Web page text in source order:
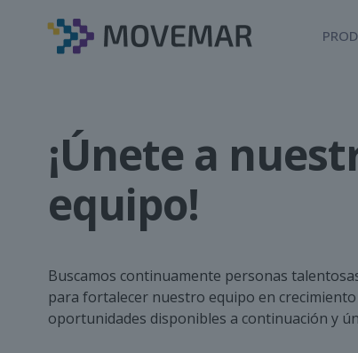
¡Únete a
equipo!
Buscamos continuamente personas
para fortalecer nuestro equipo en crecimiento
oportunidades disponibles a continuación y